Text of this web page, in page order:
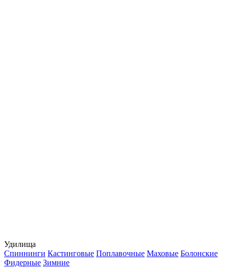
Удилища
Спиннинги Кастинговые Поплавочные Маховые Болонские
Фидерные Зимние